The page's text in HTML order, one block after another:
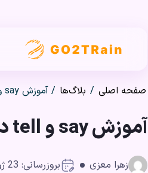
صفحه اصلی / بلاگ‌ها / آموزش say و tell در زبان انگلیسی
آموزش say و tell در زبان انگلیسی
زهرا معزی بروزرسانی: 23 ژوئن 2026